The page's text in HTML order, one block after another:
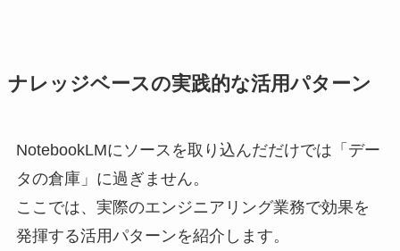
ナレッジベースの実践的な活用パターン
NotebookLMにソースを取り込んだだけでは「デー
タの倉庫」に過ぎません。
ここでは、実際のエンジニアリング業務で効果を
発揮する活用パターンを紹介します。